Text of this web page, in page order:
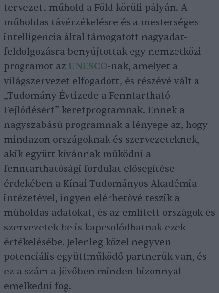
tervezett műhold a Föld körüli pályán. A
műholdas távérzékelésre és a mesterséges
intelligencia által támogatott nagyadat-
feldolgozásra benyújtottak egy nemzetközi
programot az UNESCO-nak, amelyet a
világszervezet elfogadott, és részévé vált a
„Tudomány Évtizede a Fenntartható
Fejlődésért” keretprogramnak. Ennek a
nagyszabású programnak a lényege az, hogy
mindazon országoknak és szervezeteknek,
akik együtt kívánnak működni a
fenntarthatósági fordulat elősegítése
érdekében a Kínai Tudományos Akadémia
intézetével, ingyen elérhetővé teszik a
műholdas adatokat, és az említett országok és
szervezetek be is kapcsolódhatnak ezek
értékelésébe. Jelenleg közel negyven
potenciális együttműködő partnerük van, és
ez a szám a jövőben minden bizonnyal
emelkedni fog.